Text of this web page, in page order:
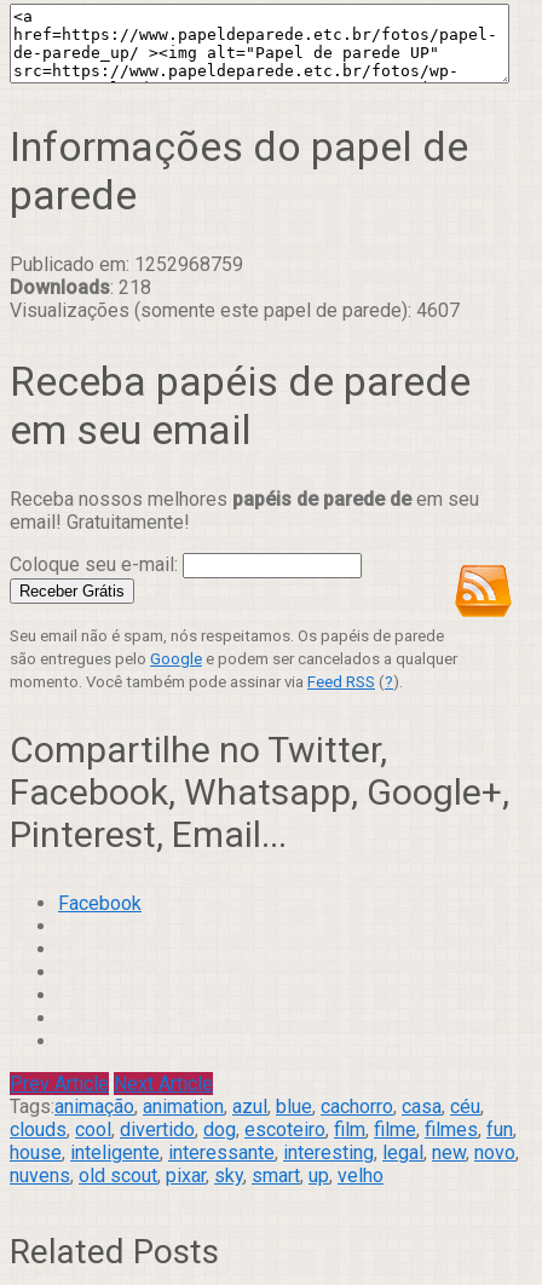
Informações do papel de
parede
Publicado em: 1252968759
Downloads: 218
Visualizações (somente este papel de parede): 4607
Receba papéis de parede
em seu email
Receba nossos melhores papéis de parede deem seu
email! Gratuitamente!
Coloque seu e-mail:
Seu email não é spam, nós respeitamos. Os papéis de parede
são entregues pelo Google e podem ser cancelados a qualquer
momento. Você também pode assinar via Feed RSS (?).
Compartilhe no Twitter,
Facebook, Whatsapp, Google+,
Pinterest, Email...
Facebook
Prev Article Next Article
Tags:animação, animation, azul, blue, cachorro, casa, céu,
clouds, cool, divertido, dog, escoteiro, film, filme, filmes, fun,
house, inteligente, interessante, interesting, legal, new, novo,
nuvens, old scout, pixar, sky, smart, up, velho
Related Posts